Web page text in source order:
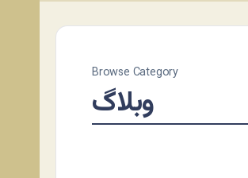
Browse Category
وبلاگ